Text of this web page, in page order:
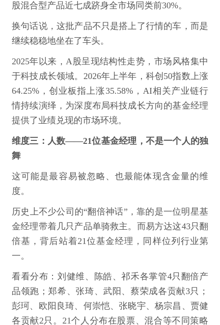
股混合型产品近七成跻身全市场同类前30%。
换句话说，这批产品不只是搭上了行情的车，而是
继续稳稳地坐在了车头。
2025年以来，A股呈现结构性走势，市场风格集中
于科技成长领域。2026年上半年，科创50指数上涨
64.25%，创业板指上涨35.58%，AI相关产业链行
情持续演绎，为深度布局科技成长方向的基金经理
提供了业绩兑现的市场环境。
维度三：人数——21位基金经理，不是一个人的独
舞
这可能是最容易被忽略、也最能体现含金量的维
度。
历史上不少公司的“翻倍神话”，靠的是一位明星基
金经理带着几只产品单骑救主。而易方达这43只翻
倍基，背后站着21位基金经理，同样位列行业第
一。
看看分布：刘健维、陈皓、祁禾各掌管4只翻倍产
品领跑；郑希、张琦、武阳、蔡荣成各贡献3只；
彭珂、欧阳良琦、何崇恺、张晓宇、杨宗昌、贾健
各贡献2只。21个人分布在股票、混合等不同策略